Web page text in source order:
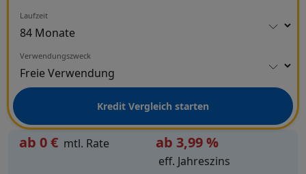
Laufzeit
Verwendungszweck
Kredit Vergleich starten
ab 0€ mtl. Rate ab 3,99 %
eff. Jahreszins